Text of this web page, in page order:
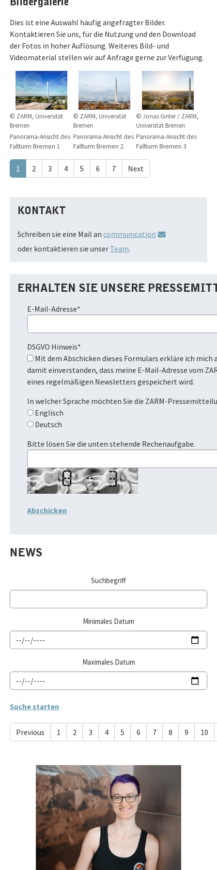
Bildergalerie
Dies ist eine Auswahl häufig angefragter Bilder.
Kontaktieren Sie uns, für die Nutzung und den Download
der Fotos in hoher Auflösung. Weiteres Bild- und
Videomaterial stellen wir auf Anfrage gerne zur Verfügung.
© ZARM, Universität
Bremen
Panorama-Ansicht des
Fallturm Bremen 1
© ZARM, Universität
Bremen
Panorama-Ansicht des
Fallturm Bremen 2
© Jonas Ginter / ZARM,
Universität Bremen
Panorama-Ansicht des
Fallturm Bremen 3
1 2 3 4 5 6 7 Next
KONTAKT
Schreiben sie eine Mail an communication
oder kontaktieren sie unser Team.
ERHALTEN SIE UNSERE
E-Mail-Adresse*
DSGVO Hinweis*
damit einverstanden, dass meine E-Mail-Adresse vom
eines regelmäßigen Newsletters gespeichert wird.
In welcher Sprache möchten Sie die ZARM-
Englisch
Deutsch
Bitte lösen Sie die unten stehende Rechenaufgabe.
NEWS
Suchbegriff
Minimales Datum
Maximales Datum
Previous 1 2 3 4 5 6 7 8 9 10